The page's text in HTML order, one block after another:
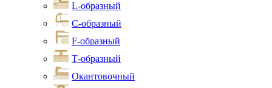
L-образный
С-образный
F-образный
Т-образный
Окантовочный